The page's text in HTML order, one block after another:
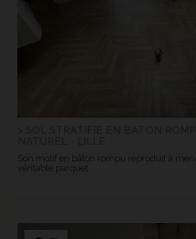
Son motif en bâton rompu reproduit à
véritable parquet.